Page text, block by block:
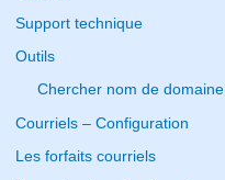
r
:
Support technique
Outils
Chercher nom de domaine
Courriels – Configuration
Les forfaits courriels